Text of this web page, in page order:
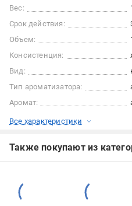
Вес:
Срок действия:
Объем:
Консистенция:
Вид:
Тип ароматизатора:
Аромат:
Все характеристики
Также покупают из